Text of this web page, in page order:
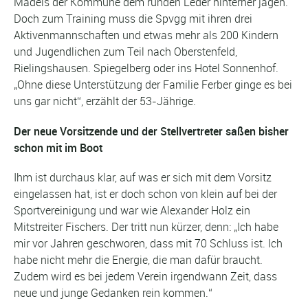
Doch zum Training muss die Spvgg mit ihren drei
Aktivenmannschaften und etwas mehr als 200 Kindern
und Jugendlichen zum Teil nach Oberstenfeld,
Rielingshausen. Spiegelberg oder ins Hotel Sonnenhof.
„Ohne diese Unterstützung der Familie Ferber ginge es bei
uns gar nicht“, erzählt der 53-Jährige.
Der neue Vorsitzende und der Stellvertreter saßen bisher
schon mit im Boot
Ihm ist durchaus klar, auf was er sich mit dem Vorsitz
eingelassen hat, ist er doch schon von klein auf bei der
Sportvereinigung und war wie Alexander Holz ein
Mitstreiter Fischers. Der tritt nun kürzer, denn: „Ich habe
mir vor Jahren geschworen, dass mit 70 Schluss ist. Ich
habe nicht mehr die Energie, die man dafür braucht.
Zudem wird es bei jedem Verein irgendwann Zeit, dass
neue und junge Gedanken rein kommen.“